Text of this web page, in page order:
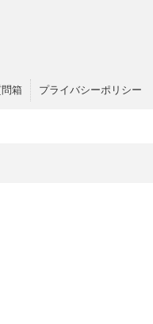
箱 プライバシーポリシー